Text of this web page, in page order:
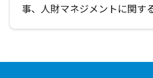
事、人財マネジメントに関す